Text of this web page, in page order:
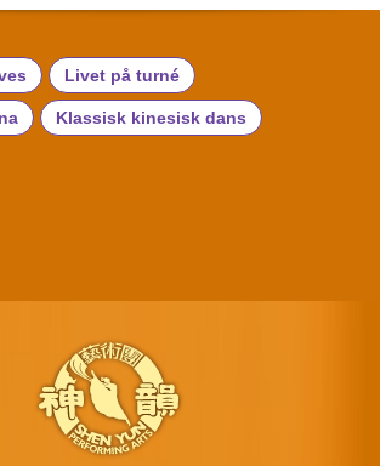
Livet på turné
Klassisk kinesisk dans